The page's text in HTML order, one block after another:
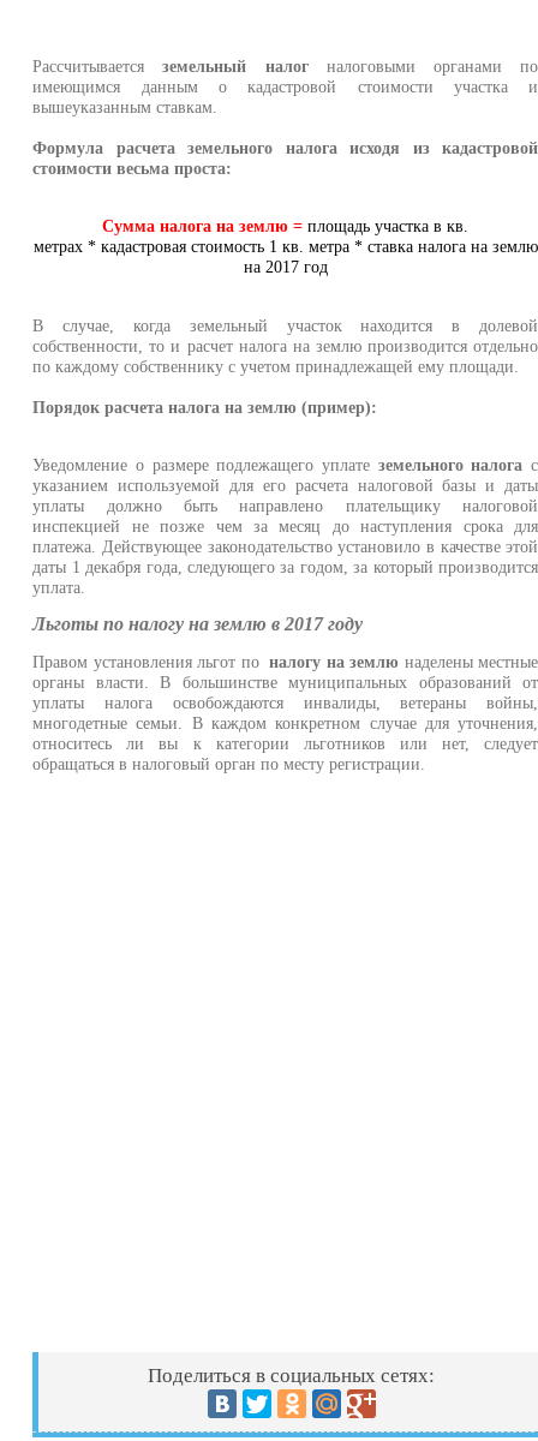
Рассчитываетсяземельный налогналоговыми органами по
имеющимся данным о кадастровой стоимости участка и
вышеуказанным ставкам.
Формула расчета земельного налога исходя из кадастровой
стоимости весьма проста:
Сумма налога на землю = площадь участка в кв.
метрах * кадастровая стоимость 1 кв. метра * ставка налога на землю
на 2017 год
В случае, когда земельный участок находится в долевой
собственности, то и расчет налога на землю производится отдельно
по каждому собственнику с учетом принадлежащей ему площади.
Порядок расчета налога на землю (пример):
Уведомление о размере подлежащего уплате земельного налога с
указанием используемой для его расчета налоговой базы и даты
уплаты должно быть направлено плательщику налоговой
инспекцией не позже чем за месяц до наступления срока для
платежа. Действующее законодательство установило в качестве этой
даты 1 декабря года, следующего за годом, за который производится
уплата.
Льготы по налогу на землю в 2017 году
Правом установления льгот поналогу на землю наделены местные
органы власти. В большинстве муниципальных образований от
уплаты налога освобождаются инвалиды, ветераны войны,
многодетные семьи. В каждом конкретном случае для уточнения,
относитесь ли вы к категории льготников или нет, следует
обращаться в налоговый орган по месту регистрации.
Поделиться в социальных сетях: